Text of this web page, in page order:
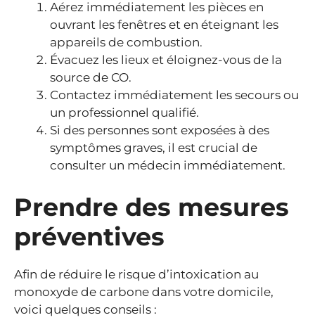
Aérez immédiatement les pièces en
ouvrant les fenêtres et en éteignant les
appareils de combustion.
Évacuez les lieux et éloignez-vous de la
source de CO.
Contactez immédiatement les secours ou
un professionnel qualifié.
Si des personnes sont exposées à des
symptômes graves, il est crucial de
consulter un médecin immédiatement.
Prendre des mesures
préventives
Afin de réduire le risque d’intoxication au
monoxyde de carbone dans votre domicile,
voici quelques conseils :